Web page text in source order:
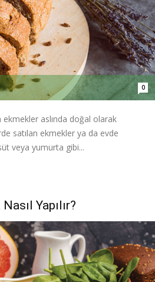
0
ekmekler aslında doğal olarak
satılan ekmekler ya da evde
veya yumurta gibi...
Yapılır?